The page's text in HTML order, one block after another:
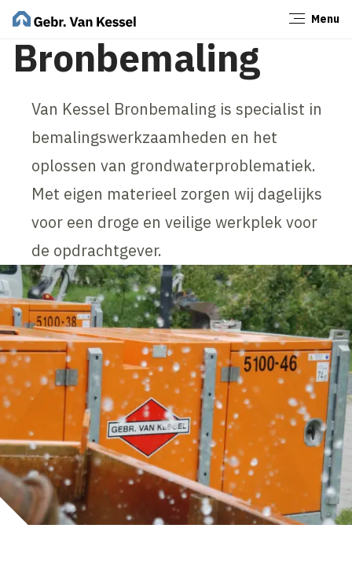
Menu
Bronbemaling
Van Kessel Bronbemaling is specialist in
bemalingswerkzaamheden en het
oplossen van grondwaterproblematiek.
Met eigen materieel zorgen wij dagelijks
voor een droge en veilige werkplek voor
de opdrachtgever.
Sluiten